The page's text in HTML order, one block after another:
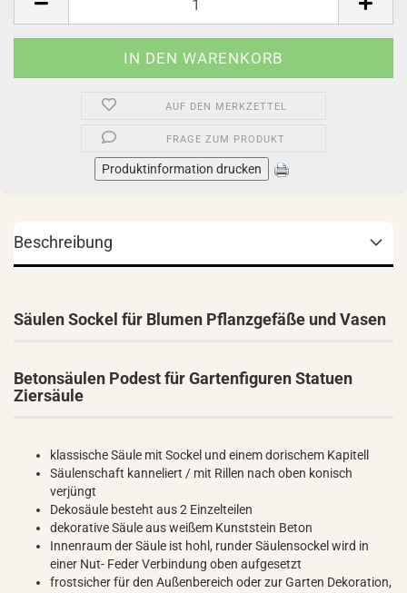
AUF DEN MERKZETTEL
FRAGE ZUM PRODUKT
Produktinformation drucken
Beschreibung
Säulen Sockel für Blumen Pflanzgefäße und Vasen
Betonsäulen Podest für Gartenfiguren Statuen
Ziersäule
klassische Säule mit Sockel und einem dorischem Kapitell
Säulenschaft kanneliert / mit Rillen nach oben konisch
verjüngt
Dekosäule besteht aus 2 Einzelteilen
dekorative Säule aus weißem Kunststein Beton
Innenraum der Säule ist hohl, runder Säulensockel wird in
einer Nut- Feder Verbindung oben aufgesetzt
frostsicher für den Außenbereich oder zur Garten Dekoration,